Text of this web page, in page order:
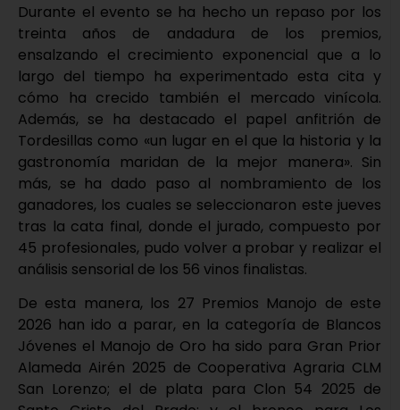
Durante el evento se ha hecho un repaso por los
treinta años de andadura de los premios,
ensalzando el crecimiento exponencial que a lo
largo del tiempo ha experimentado esta cita y
cómo ha crecido también el mercado vinícola.
Además, se ha destacado el papel anfitrión de
Tordesillas como «un lugar en el que la historia y la
gastronomía maridan de la mejor manera». Sin
más, se ha dado paso al nombramiento de los
ganadores, los cuales se seleccionaron este jueves
tras la cata final, donde el jurado, compuesto por
45 profesionales, pudo volver a probar y realizar el
análisis sensorial de los 56 vinos finalistas.
De esta manera, los 27 Premios Manojo de este
2026 han ido a parar, en la categoría de Blancos
Jóvenes el Manojo de Oro ha sido para Gran Prior
Alameda Airén 2025 de Cooperativa Agraria CLM
San Lorenzo; el de plata para Clon 54 2025 de